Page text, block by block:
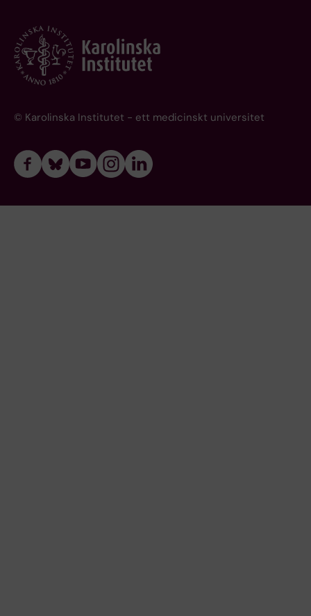
© Karolinska Institutet - ett medicinskt universitet